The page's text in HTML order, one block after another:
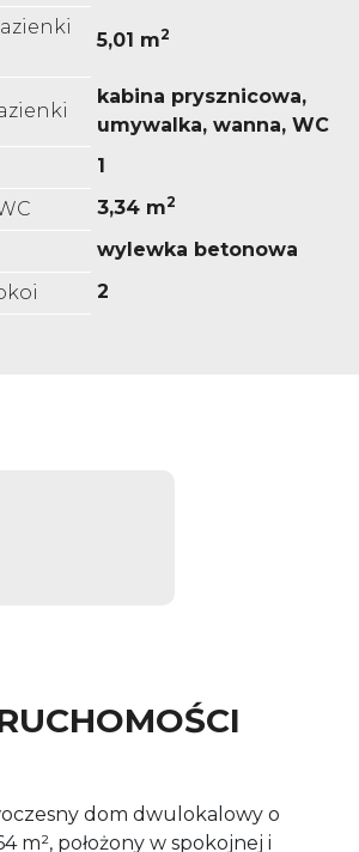
5,01 m2
kabina prysznicowa,
umywalka, wanna, WC
1
3,34 m2
wylewka betonowa
2
dom dwulokalowy o
m², położony w spokojnej i